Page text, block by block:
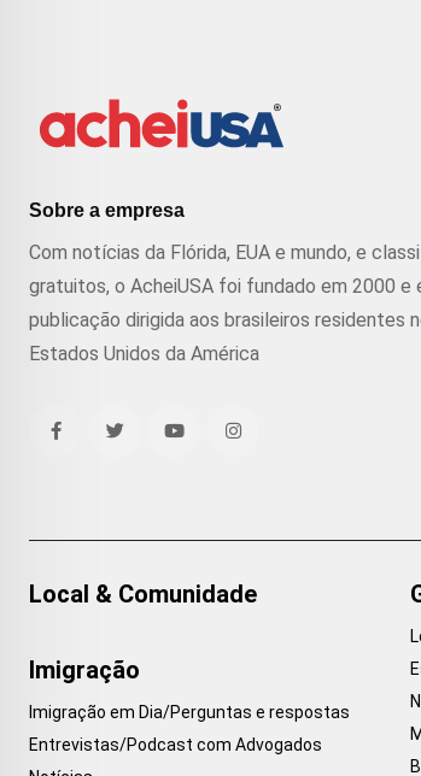
Sobre a empresa
Com notícias da Flórida, EUA e mundo, e
gratuitos, o AcheiUSA foi fundado em 2000 e
publicação dirigida aos brasileiros residentes
Estados Unidos da América
Local & Comunidade
Imigração
Imigração em Dia/Perguntas e respostas
Entrevistas/Podcast com Advogados